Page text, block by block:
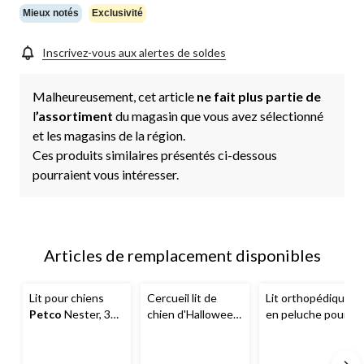
Mieux notés Exclusivité
Inscrivez-vous aux alertes de soldes
Malheureusement, cet article ne fait plus partie de
l’assortiment du magasin que vous avez sélectionné
et les magasins de la région.
Ces produits similaires présentés ci-dessous
pourraient vous intéresser.
Articles de remplacement disponibles
Lit pour chiens
Petco Nester, 32
Cercueil lit de
chien d'Halloween
Lit orthopédique
en peluche pour